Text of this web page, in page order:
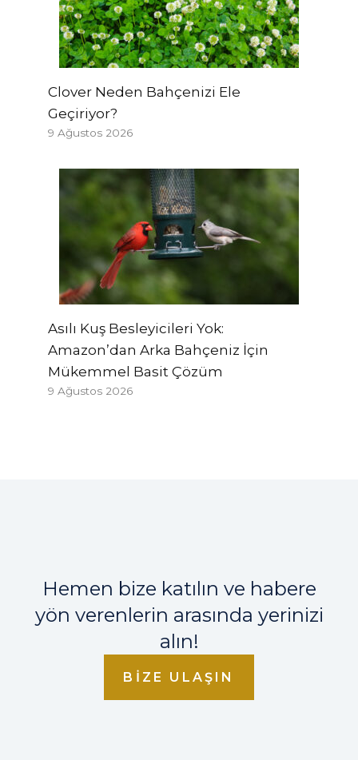
Clover Neden Bahçenizi Ele
Geçiriyor?
9 Ağustos 2026
Asılı Kuş Besleyicileri Yok:
Amazon’dan Arka Bahçeniz İçin
Mükemmel Basit Çözüm
9 Ağustos 2026
Hemen bize katılın ve habere
yön verenlerin arasında yerinizi
alın!
BIZE ULAŞIN